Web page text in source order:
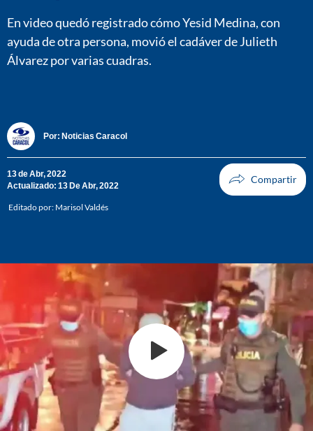
En video quedó registrado cómo Yesid Medina, con
ayuda de otra persona, movió el cadáver de Julieth
Álvarez por varias cuadras.
Por: Noticias Caracol
13 de Abr, 2022
Actualizado: 13 De Abr, 2022
Editado por: Marisol Valdés